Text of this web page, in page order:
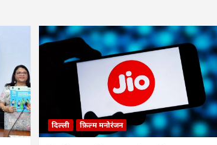
दिल्ली फ़िल्म मनोरंजन